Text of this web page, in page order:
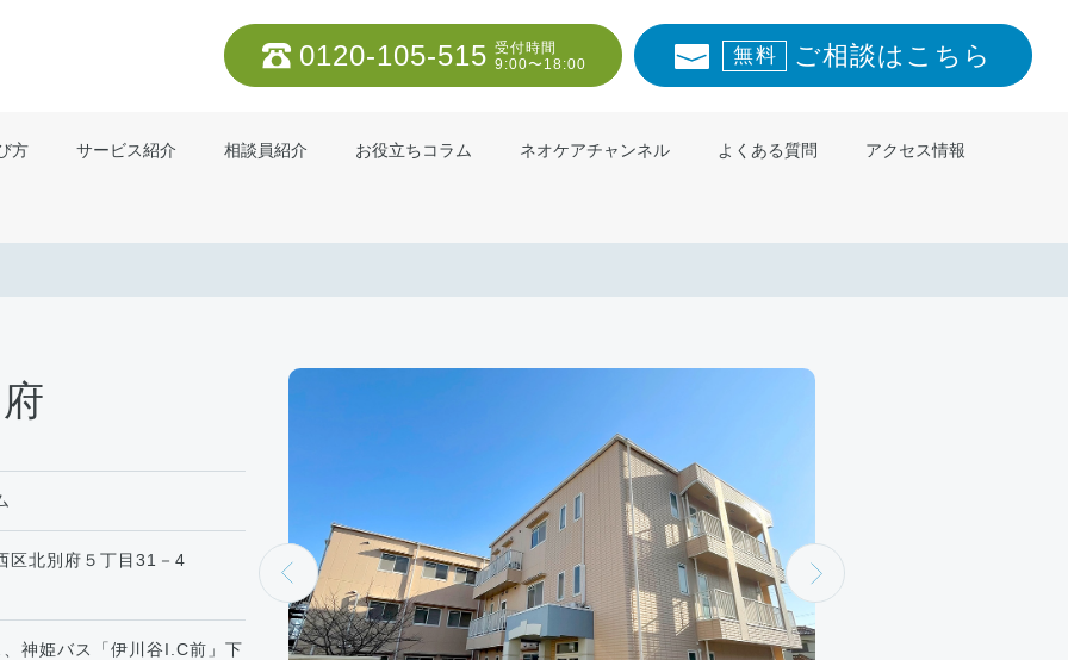
0120-105-515 受付時間
9:00〜18:00
無料 ご相談はこちら
方 サービス紹介 相談員紹介 お役立ちコラム ネオケアチャンネル よくある質問 アクセス情報
区北別府５丁目31－4
神姫バス「伊川谷I.C前」下